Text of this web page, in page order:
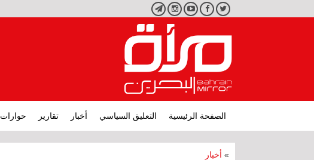
تويتر فيسبوكيوتيوبانستجرامتليجرام
الصفحة الرئيسية التعليق السياسي أخبار تقارير حوارات
» أخبار